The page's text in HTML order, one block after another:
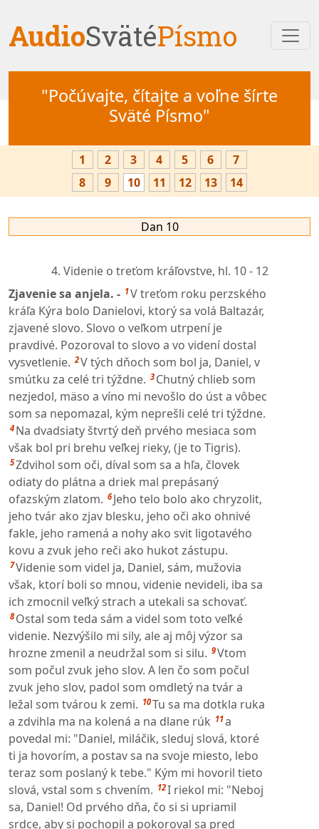
AudioSvätéPísmo
"Počúvajte, čítajte a voľne šírte
Sväté Písmo"
1 2 3 4 5 6
7
8
9 10 11 12 13 14
Dan 10
4. Videnie o treťom kráľovstve, hl. 10 - 12
Zjavenie sa anjela. - 1V treťom roku perzského
kráľa Kýra bolo Danielovi, ktorý sa volá Baltazár,
zjavené slovo. Slovo o veľkom utrpení je
pravdivé. Pozoroval to slovo a vo videní dostal
vysvetlenie. 2V tých dňoch som bol ja, Daniel, v
smútku za celé tri týždne. 3 Chutný chlieb som
nezjedol, mäso a víno mi nevošlo do úst a vôbec
som sa nepomazal, kým neprešli celé tri týždne.
4 Na dvadsiaty štvrtý deň prvého mesiaca som
však bol pri brehu veľkej rieky, (je to Tigris).
5Zdvihol som oči, díval som sa a hľa, človek
odiaty do plátna a driek mal prepásaný
ofazským zlatom. 6 Jeho telo bolo ako chryzolit,
jeho tvár ako zjav blesku, jeho oči ako ohnivé
fakle, jeho ramená a nohy ako svit ligotavého
kovu a zvuk jeho reči ako hukot zástupu.
7Videnie som videl ja, Daniel, sám, mužovia
však, ktorí boli so mnou, videnie nevideli, iba sa
ich zmocnil veľký strach a utekali sa schovať.
8 Ostal som teda sám a videl som toto veľké
videnie. Nezvýšilo mi sily, ale aj môj výzor sa
hrozne zmenil a neudržal som si silu. 9Vtom
som počul zvuk jeho slov. A len čo som počul
zvuk jeho slov, padol som omdletý na tvár a
ležal som tvárou k zemi. 10Tu sa ma dotkla ruka
a zdvihla ma na kolená a na dlane rúk 11a
povedal mi: "Daniel, miláčik, sleduj slová, ktoré
ti ja hovorím, a postav sa na svoje miesto, lebo
teraz som poslaný k tebe." Kým mi hovoril tieto
slová, vstal som s chvením. 12I riekol mi: "Neboj
sa, Daniel! Od prvého dňa, čo si si upriamil
srdce, aby si pochopil a pokoroval sa pred